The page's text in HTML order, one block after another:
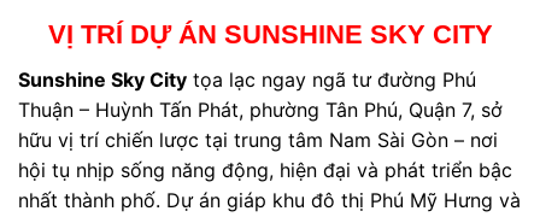
VỊ TRÍ DỰ ÁN SUNSHINE SKY CITY
Sunshine Sky City tọa lạc ngay ngã tư đường Phú
Thuận – Huỳnh Tấn Phát, phường Tân Phú, Quận 7, sở
hữu vị trí chiến lược tại trung tâm Nam Sài Gòn – nơi
hội tụ nhịp sống năng động, hiện đại và phát triển bậc
nhất thành phố. Dự án giáp khu đô thị Phú Mỹ Hưng và